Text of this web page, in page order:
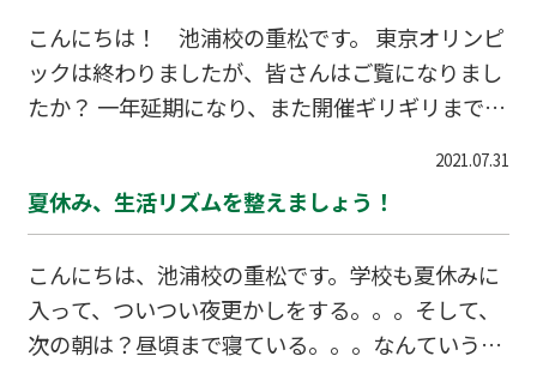
は、ずっと以前からよく聞く話ですが、 脳も熱中
症になるということです。原因としては、だんだ
ん涼しくなってゆっくりお風呂に入り疲れを取る
と…言われますが、 長風呂は良くないのです。
髪の長い方は少し時間がかかると思いますが、 入
浴時間はだいたい10分程度を目安にし、そして入
こんにちは！ 池浦校の重松です。 東京オリンピ
ックは終わりましたが、皆さんはご覧になりまし
たか？ 一年延期になり、また開催ギリギリまで賛
ツ全般にわたって好きな私は、今回も！各競技に
おいてひたむきに必死で戦うすべての 選手に感動
リンピックというと、TVにかじりついて観戦し応
援するのが 当り前で、学校や友達との話題もすべ
てオリンピックでした。 聞いたことはあっても、
2021.07.31
夏休み、生活リズムを整えましょう！
こんにちは、池浦校の重松です。学校も夏休みに
入って、ついつい夜更かしをする。。。そして、
次の朝は？昼頃まで寝ている。。。なんていう人